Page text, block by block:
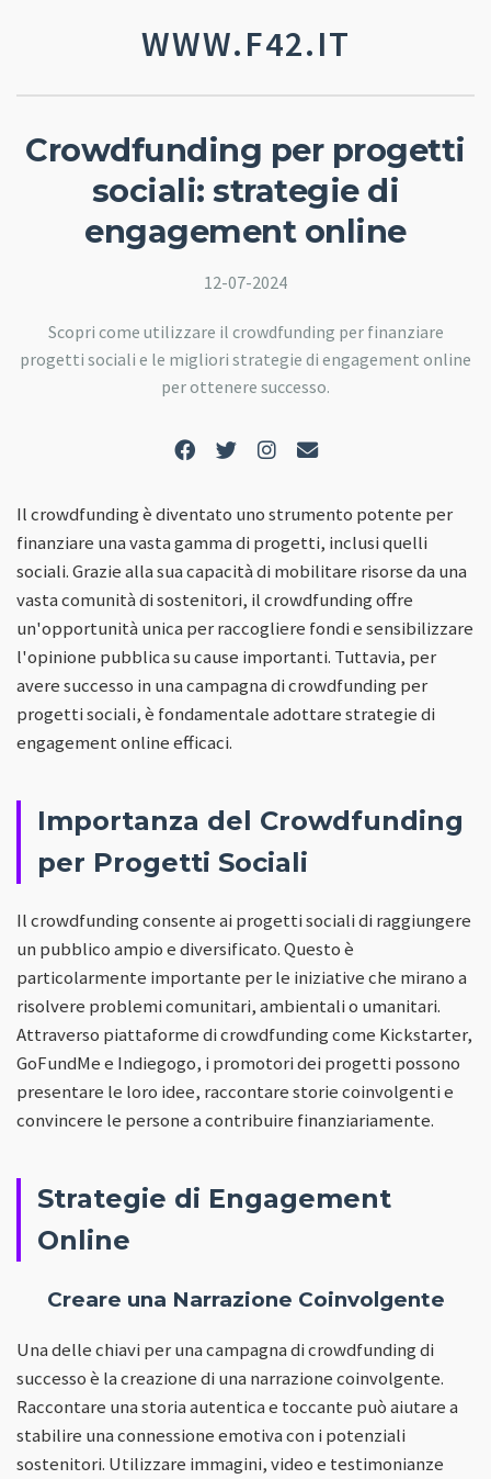
WWW.F42.IT
Crowdfunding per progetti
sociali: strategie di
engagement online
12-07-2024
Scopri come utilizzare il crowdfunding per finanziare
progetti sociali e le migliori strategie di engagement online
per ottenere successo.
Il crowdfunding è diventato uno strumento potente per
finanziare una vasta gamma di progetti, inclusi quelli
sociali. Grazie alla sua capacità di mobilitare risorse da una
vasta comunità di sostenitori, il crowdfunding offre
un'opportunità unica per raccogliere fondi e sensibilizzare
l'opinione pubblica su cause importanti. Tuttavia, per
avere successo in una campagna di crowdfunding per
progetti sociali, è fondamentale adottare strategie di
engagement online efficaci.
Importanza del Crowdfunding
per Progetti Sociali
Il crowdfunding consente ai progetti sociali di raggiungere
un pubblico ampio e diversificato. Questo è
particolarmente importante per le iniziative che mirano a
risolvere problemi comunitari, ambientali o umanitari.
Attraverso piattaforme di crowdfunding come Kickstarter,
GoFundMe e Indiegogo, i promotori dei progetti possono
presentare le loro idee, raccontare storie coinvolgenti e
convincere le persone a contribuire finanziariamente.
Strategie di Engagement
Online
Creare una Narrazione Coinvolgente
Una delle chiavi per una campagna di crowdfunding di
successo è la creazione di una narrazione coinvolgente.
Raccontare una storia autentica e toccante può aiutare a
stabilire una connessione emotiva con i potenziali
sostenitori. Utilizzare immagini, video e testimonianze